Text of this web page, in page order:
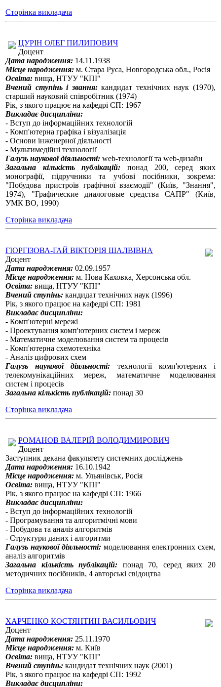
Сторінка викладача
ЦУРІН ОЛЕГ ПИЛИПОВИЧ
Доцент
Дата народження: 14.11.1938
Місце народження: м. Стара Руса, Новгородська обл., Росія
Освіта: вища, НТУУ "КПІ"
Вчений ступінь і звання:кандидат технічних наук (1970),
старший науковий співробітник (1974)
Рік, з якого працює на кафедрі СП: 1967
Викладає дисципліни:
- Вступ до інформаційних технологій
- Комп'ютерна графіка і візуалізація
- Основи інженерної діяльності
- Мультимедійні технології
Галузь наукової діяльності: web-технології та web-дизайн
Загальна кількість публікацій: понад 200, серед яких
монографії, підручники та учбові посібники, зокрема:
"Побудова пристроїв графічної взаємодії" (Київ, "Знання",
1974), "Графические диалоговые средства САПР" (Київ,
УМК ВО, 1990)
Сторінка викладача
ГІОРГІЗОВА-ГАЙ ВІКТОРІЯ ШАЛВІВНА
Доцент
Дата народження: 02.09.1957
Місце народження: м. Нова Каховка, Херсонська обл.
Освіта: вища, НТУУ "КПІ"
Вчений ступінь: кандидат технічних наук (1996)
Рік, з якого працює на кафедрі СП: 1981
Викладає дисципліни:
- Комп'ютерні мережі
- Проектування комп'ютерних систем і мереж
- Математичне моделювання систем та процесів
- Комп'ютерна схемотехніка
- Аналіз цифрових схем
Галузь наукової діяльності: технології комп'ютерних і
телекомунікаційних мереж, математичне моделювання
систем і процесів
Загальна кількість публікацій: понад 30
Сторінка викладача
РОМАНОВ ВАЛЕРІЙ ВОЛОДИМИРОВИЧ
Доцент
Заступник декана факультету системних досліджень
Дата народження: 16.10.1942
Місце народження: м. Ульянівськ, Росія
Освіта: вища, НТУУ "КПІ"
Рік, з якого працює на кафедрі СП: 1966
Викладає дисципліни:
- Вступ до інформаційних технологій
- Програмування та алгоритмічні мови
- Побудова та аналіз алгоритмів
- Структури даних і алгоритми
Галузь наукової діяльності: моделювання електронних схем,
аналіз алгоритмів
Загальна кількість публікацій: понад 70, серед яких 20
методичних посібників, 4 авторські свідоцтва
Сторінка викладача
ХАРЧЕНКО КОСТЯНТИН ВАСИЛЬОВИЧ
Доцент
Дата народження: 25.11.1970
Місце народження: м. Київ
Освіта: вища, НТУУ "КПІ"
Вчений ступінь: кандидат технічних наук (2001)
Рік, з якого працює на кафедрі СП: 1992
Викладає дисципліни: